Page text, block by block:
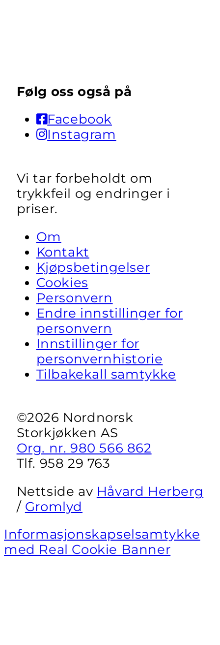
Følg oss også på
Facebook
Instagram
Vi tar forbeholdt om
trykkfeil og endringer i
priser.
Om
Kontakt
Kjøpsbetingelser
Cookies
Personvern
Endre innstillinger for
personvern
Innstillinger for
personvernhistorie
Tilbakekall samtykke
©2026 Nordnorsk
Storkjøkken AS
Org. nr. 980 566 862
Tlf. 958 29 763
Nettside av Håvard Herberg
/ Gromlyd
Informasjonskapselsamtykke
med Real Cookie Banner